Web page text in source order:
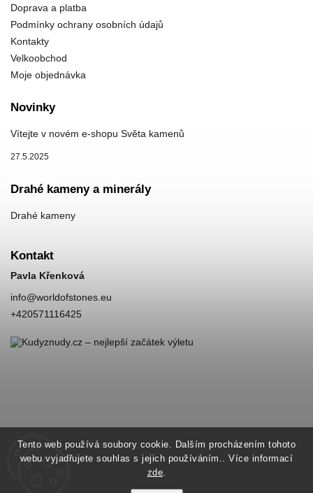
Tento web používá soubory cookie. Dalším procházením tohoto
webu vyjadřujete souhlas s jejich používáním.. Více informací
zde.
Doprava a platba
Podmínky ochrany osobních údajů
Kontakty
Velkoobchod
Moje objednávka
Novinky
Vítejte v novém e-shopu Světa kamenů
27.5.2025
Drahé kameny a minerály
Drahé kameny
Kontakt
Pavla Křenková
info@worldofstones.eu
+420571116425